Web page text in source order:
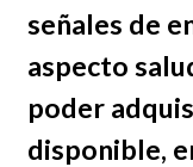
señales de
aspecto
poder
disponible,